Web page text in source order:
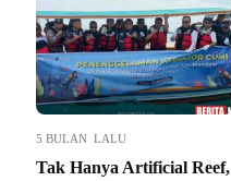
5 BULAN LALU
Tak Hanya Artificial Reef,